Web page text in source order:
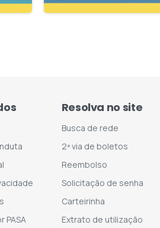
PASA
Resolva no site
Busca de rede
2ª via de boletos
Reembolso
Solicitação de senha
Carteirinha
Extrato de utilização